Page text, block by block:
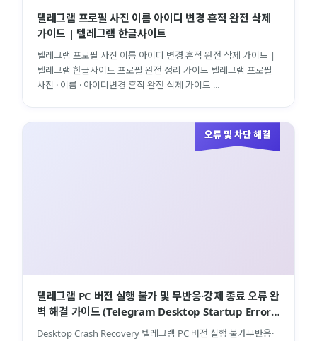
텔레그램 프로필 사진 이름 아이디 변경 흔적 완전 삭제
가이드 | 텔레그램 한글사이트
텔레그램 프로필 사진 이름 아이디 변경 흔적 완전 삭제 가이드 |
텔레그램 한글사이트 프로필 완전 정리 가이드 텔레그램 프로필
사진 · 이름 · 아이디변경 흔적 완전 삭제 가이드 ...
오류 및 차단 해결
텔레그램 PC 버전 실행 불가 및 무반응·강제 종료 오류 완
벽 해결 가이드 (Telegram Desktop Startup Error
Troubleshooting …
Desktop Crash Recovery 텔레그램 PC 버전 실행 불가무반응·